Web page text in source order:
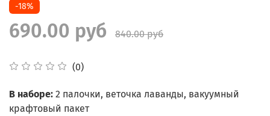
(0)
-18%
690.00 руб 840.00 руб
В наборе: 2 палочки, веточка лаванды, вакуумный
крафтовый пакет